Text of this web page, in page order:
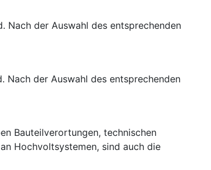
Nach der Auswahl des entsprechenden
der Auswahl des entsprechenden
Bauteilverortungen, technischen
Hochvoltsystemen, sind auch die